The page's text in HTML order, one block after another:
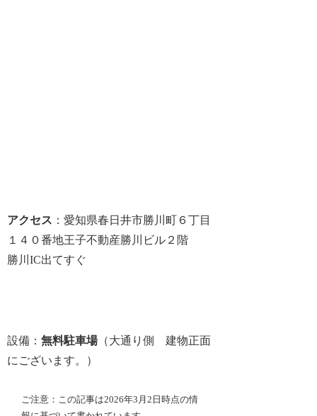
アクセス ：愛知県春日井市勝川町６丁目
１４０番地王子不動産勝川ビル２階
勝川IC出てすぐ
設備：無料駐車場（大通り側 建物正面
にございます。）
ご注意：この記事は2026年3月2日時点の情